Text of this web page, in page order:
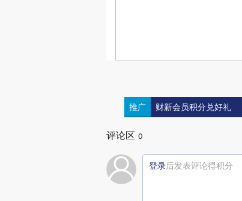
推广 财新会员积分兑好礼
评论区 0
登录后发表评论得积分